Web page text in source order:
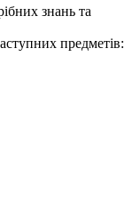
знань та
предметів: